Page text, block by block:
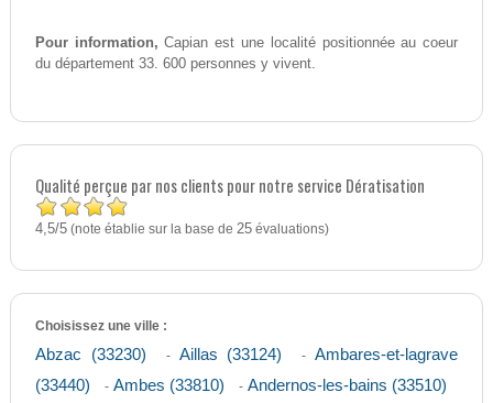
Pour information, Capian est une localité positionnée au coeur
du département 33. 600 personnes y vivent.
Qualité perçue par nos clients pour notre service Dératisation
4,5/5(note établie sur la base de 25évaluations)
Choisissez une ville :
Abzac (33230) - Aillas (33124) -Ambares-et-lagrave
(33440)
- Ambes (33810) - Andernos-les-bains (33510)